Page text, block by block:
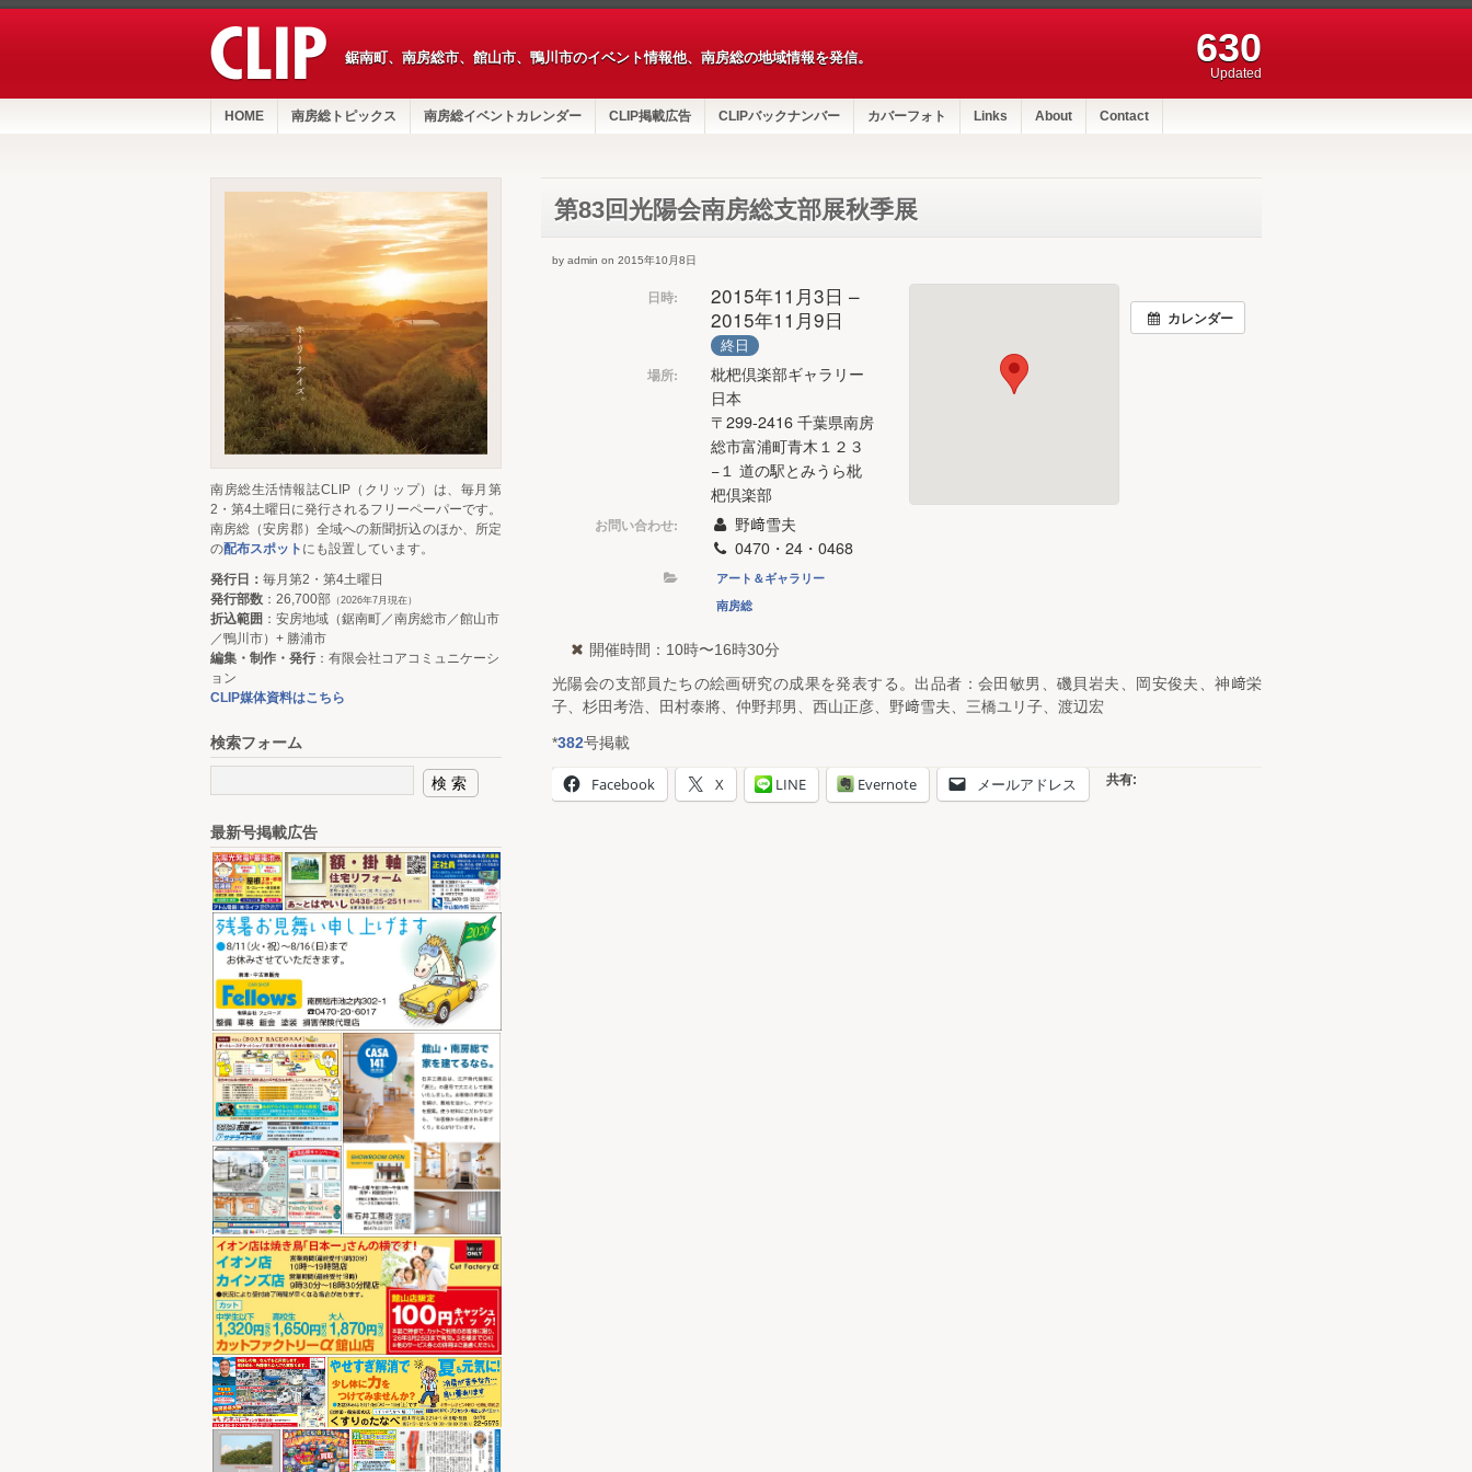
鋸南町、南房総市、館山市、鴨川市のイベント情報他、南房総の地域情報を発信。 630
Updated
HOME 南房総トピックス 南房総イベントカレンダー CLIP掲載広告 CLIPバックナンバー カバーフォト Links About Contact
第83回光陽会南房総支部展秋季展
by admin on 2015年10月8日
カレンダー
日時:
2015年11月3日 –
2015年11月9日
終日
場所:
枇杷倶楽部ギャラリー
日本
〒299-2416 千葉県南房
総市富浦町青木１２３
−１ 道の駅とみうら枇
杷倶楽部
お問い合わせ:
野﨑雪夫
0470・24・0468
アート＆ギャラリー
南房総
開催時間：10時〜16時30分
光陽会の支部員たちの絵画研究の成果を発表する。出品者：会田敏男、磯貝岩夫、岡安俊夫、神﨑栄
子、杉田考浩、田村泰將、仲野邦男、西山正彦、野﨑雪夫、三橋ユリ子、渡辺宏
*382号掲載
共有:
Facebook X LINE Evernote メールアドレス
南房総生活情報誌CLIP（クリップ）は、毎月第
2・第4土曜日に発行されるフリーペーパーです。
南房総（安房郡）全域への新聞折込のほか、所定
の配布スポット にも設置しています。
発行日： 毎月第2・第4土曜日
発行部数 ：26,700部 （2026年7月現在）
折込範囲 ：安房地域（鋸南町／南房総市／館山市
／鴨川市）+ 勝浦市
編集・制作・発行：有限会社コアコミュニケーシ
ョン
CLIP媒体資料はこちら
検索フォーム
最新号掲載広告